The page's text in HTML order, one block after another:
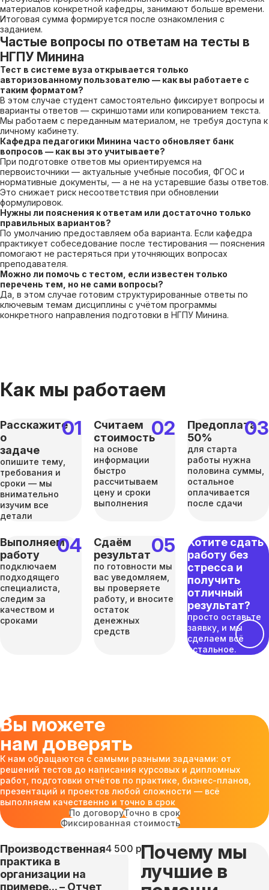
материалов конкретной кафедры, занимают больше времени.
Итоговая сумма формируется после ознакомления с
заданием.
Частые вопросы по ответам на тесты в
НГПУ Минина
Тест в системе вуза открывается только
авторизованному пользователю — как вы работаете с
таким форматом?
В этом случае студент самостоятельно фиксирует вопросы и
варианты ответов — скриншотами или копированием текста.
Мы работаем с переданным материалом, не требуя доступа к
личному кабинету.
Кафедра педагогики Минина часто обновляет банк
вопросов — как вы это учитываете?
При подготовке ответов мы ориентируемся на
первоисточники — актуальные учебные пособия, ФГОС и
нормативные документы, — а не на устаревшие базы ответов.
Это снижает риск несоответствия при обновлении
формулировок.
Нужны ли пояснения к ответам или достаточно только
правильных вариантов?
По умолчанию предоставляем оба варианта. Если кафедра
практикует собеседование после тестирования — пояснения
помогают не растеряться при уточняющих вопросах
преподавателя.
Можно ли помочь с тестом, если известен только
перечень тем, но не сами вопросы?
Да, в этом случае готовим структурированные ответы по
ключевым темам дисциплины с учётом программы
конкретного направления подготовки в НГПУ Минина.
Как мы работаем
Расскажите
о
задаче
опишите тему,
требования и
сроки — мы
внимательно
изучим все
детали
Считаем
стоимость
на основе
информации
быстро
рассчитываем
цену и сроки
выполнения
Предоплата
50%
для старта
работы нужна
половина суммы,
остальное
оплачивается
после сдачи
Выполняем
работу
подключаем
подходящего
специалиста,
следим за
качеством и
сроками
Сдаём
результат
по готовности мы
вас уведомляем,
вы проверяете
работу, и вносите
остаток
денежных
средств
Хотите сдать
работу без
стресса и
получить
отличный
результат?
просто оставьте
заявку, и мы
сделаем всё
остальное.
Вы можете
нам доверять
К нам обращаются с самыми разными задачами: от
решений тестов до написания курсовых и дипломных
работ, подготовки отчётов по практике, бизнес-планов,
презентаций и проектов любой сложности — всё
выполняем качественно и точно в срок
По договоруТочно в срок
Фиксированная стоимость
Производственная
практика в
организации на
примере... – Отчет
4 500 рубПочему мы
лучшие в